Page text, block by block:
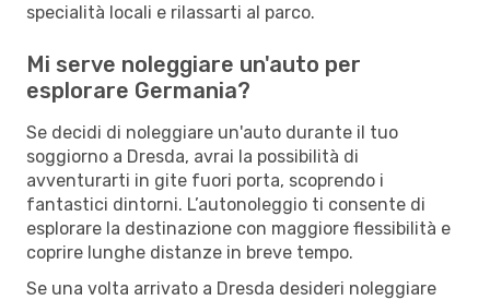
specialità locali e rilassarti al parco.
Mi serve noleggiare un'auto per
esplorare Germania?
Se decidi di noleggiare un'auto durante il tuo
soggiorno a Dresda, avrai la possibilità di
avventurarti in gite fuori porta, scoprendo i
fantastici dintorni. L’autonoleggio ti consente di
esplorare la destinazione con maggiore flessibilità e
coprire lunghe distanze in breve tempo.
Se una volta arrivato a Dresda desideri noleggiare